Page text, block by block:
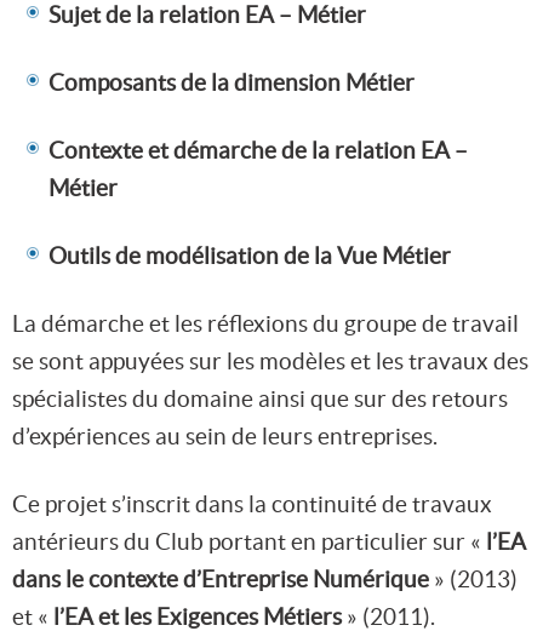
Sujet de la relation EA – Métier
Composants de la dimension Métier
Contexte et démarche de la relation EA –
Métier
Outils de modélisation de la Vue Métier
La démarche et les réflexions du groupe de travail
se sont appuyées sur les modèles et les travaux des
spécialistes du domaine ainsi que sur des retours
d’expériences au sein de leurs entreprises.
Ce projet s’inscrit dans la continuité de travaux
antérieurs du Club portant en particulier sur « l’EA
dans le contexte d’Entreprise Numérique » (2013)
et « l’EA et les Exigences Métiers» (2011).